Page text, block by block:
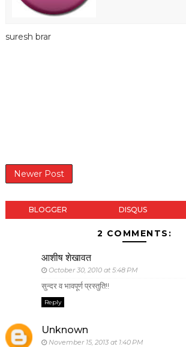
suresh brar
Newer Post
BLOGGER DISQUS
2 COMMENTS:
आशीष शेखावत
October 30, 2010 at 5:48 PM
सुन्दर व भावपूर्ण प्रस्तुति!!
Reply
Unknown
November 15, 2013 at 1:40 PM